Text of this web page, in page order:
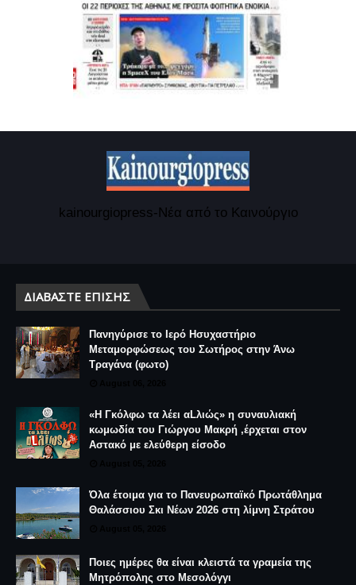
kainourgiopress-Νέα από το Καινούργιο
ΔΙΑΒΆΣΤΕ ΕΠΊΣΗΣ
Πανηγύρισε το Ιερό Ησυχαστήριο
Μεταμορφώσεως του Σωτήρος στην Άνω
Τραγάνα (φωτο)
«Η Γκόλφω τα λέει αLλιώς» η συναυλιακή
κωμωδία του Γιώργου Μακρή ,έρχεται στον
Αστακό με ελεύθερη είσοδο
Όλα έτοιμα για το Πανευρωπαϊκό Πρωτάθλημα
Θαλάσσιου Σκι Νέων 2026 στη λίμνη Στράτου
Ποιες ημέρες θα είναι κλειστά τα γραμεία της
Μητρόπολης στο Μεσολόγγι